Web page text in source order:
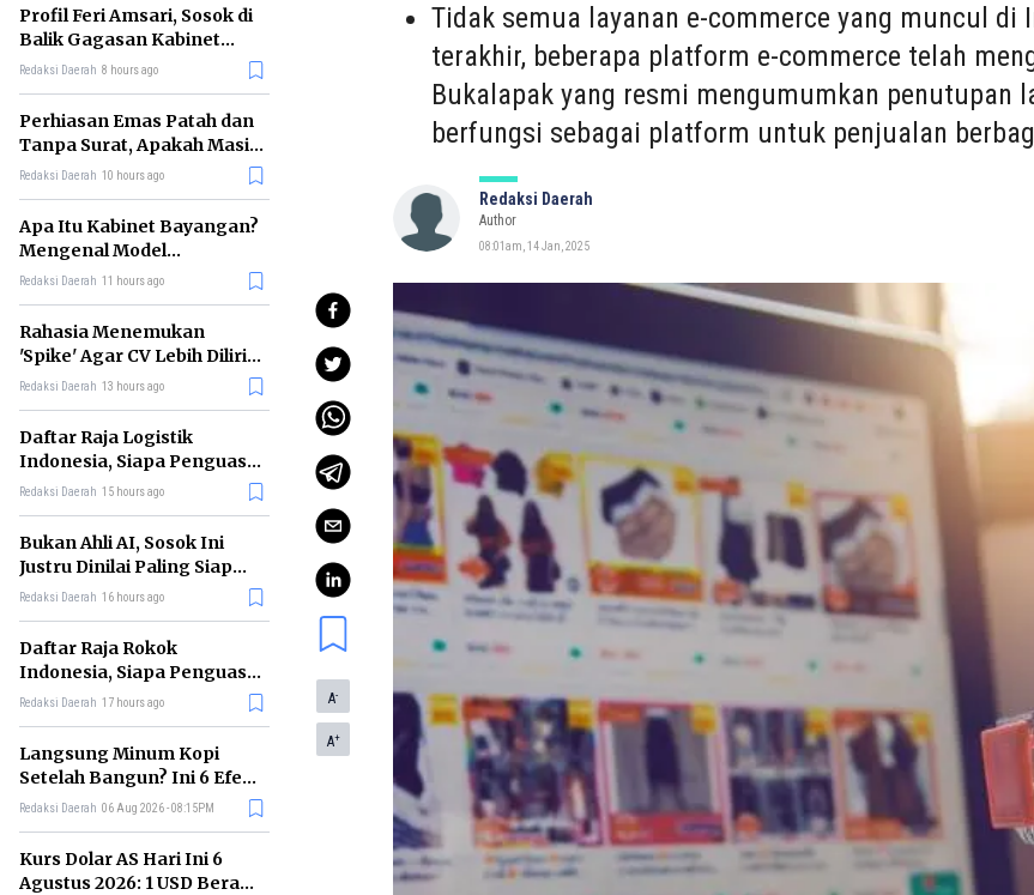
Profil Feri Amsari, Sosok di
Balik Gagasan Kabinet
Bayangan Indonesia
Redaksi Daerah 8 hours ago
Perhiasan Emas Patah dan
Tanpa Surat, Apakah Masih
Bisa Digadaikan?
Redaksi Daerah 10 hours ago
Apa Itu Kabinet Bayangan?
Mengenal Model
Pengawasan Alternatif
Redaksi Daerah 11 hours ago
Rahasia Menemukan
'Spike' Agar CV Lebih Dilirik
Perekrut Menurut Bos
Redaksi Daerah 13 hours ago
Daftar Raja Logistik
Indonesia, Siapa Penguasa
Industri Pengiriman
Redaksi Daerah 15 hours ago
Bukan Ahli AI, Sosok Ini
Justru Dinilai Paling Siap
Memimpin Era Kecerdasan
Redaksi Daerah 16 hours ago
Daftar Raja Rokok
Indonesia, Siapa Penguasa
Industri Tembakau
Redaksi Daerah 17 hours ago
Langsung Minum Kopi
Setelah Bangun? Ini 6 Efek
yang Terjadi pada Tubuh
Redaksi Daerah 06 Aug 2026 - 08:15PM
Kurs Dolar AS Hari Ini 6
Agustus 2026: 1 USD Berapa
Tidak semua layanan e-commerce yang muncul di
terakhir, beberapa platform e-commerce telah
Bukalapak yang resmi mengumumkan penutupan
berfungsi sebagai platform untuk penjualan
Redaksi Daerah
Author
08:01am, 14 Jan, 2025
A-
A+